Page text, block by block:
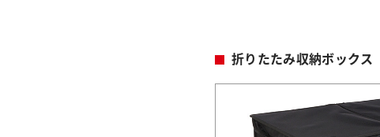
折りたたみ収納ボックス